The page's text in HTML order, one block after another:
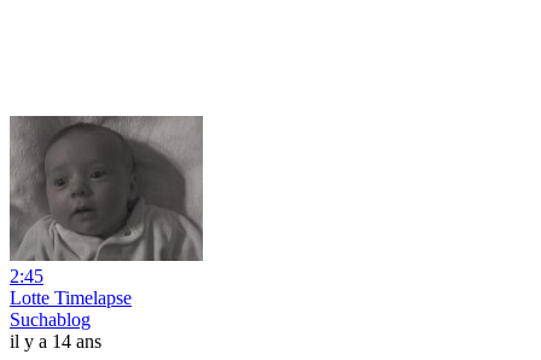
2:45
Lotte Timelapse
Suchablog
il y a 14 ans